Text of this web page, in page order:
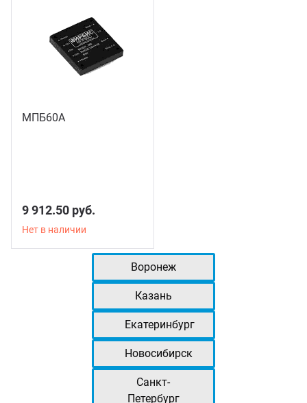
МПБ60А
9 912.50 руб.
Нет в наличии
Воронеж
Казань
Екатеринбург
Новосибирск
Санкт-
Петербург